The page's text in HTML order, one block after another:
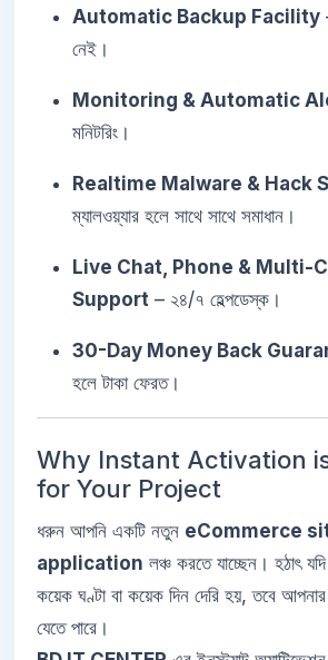
Automatic Backup Facility
নেই।
Monitoring & Automatic
মনিটরিং।
Realtime Malware & Hack
ম্যালওয়্যার হলে সাথে সাথে সমাধান।
Live Chat, Phone & Multi-
Support – ২৪/৭ হেল্পডেস্ক।
30-Day Money Back
হলে টাকা ফেরত।
Why Instant Activation
for Your Project
ধরুন আপনি একটি নতুন eCommerce
application লঞ্চ করতে যাচ্ছেন। হঠাৎ
কয়েক ঘণ্টা বা কয়েক দিন দেরি হয়, তবে আপনার
যেতে পারে।